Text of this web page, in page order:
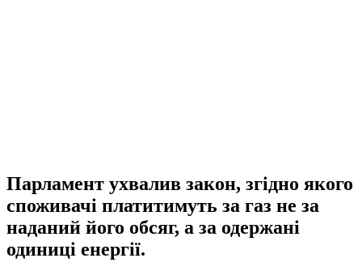
Парламент ухвалив закон, згідно якого
споживачі платитимуть за газ не за
наданий його обсяг, а за одержані
одиниці енергії.